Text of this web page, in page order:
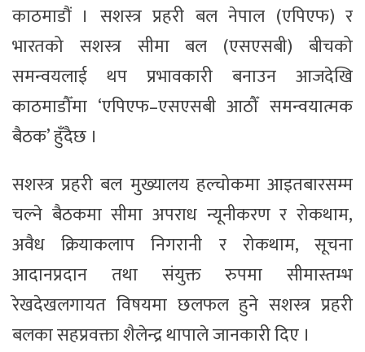
काठमाडौं । सशस्त्र प्रहरी बल नेपाल (एपिएफ) र
भारतको सशस्त्र सीमा बल (एसएसबी) बीचको
समन्वयलाई थप प्रभावकारी बनाउन आजदेखि
काठमाडौँमा ‘एपिएफ–एसएसबी आठौँ समन्वयात्मक
बैठक’ हुँदैछ ।
सशस्त्र प्रहरी बल मुख्यालय हल्चोकमा आइतबारसम्म
चल्ने बैठकमा सीमा अपराध न्यूनीकरण र रोकथाम,
अवैध क्रियाकलाप निगरानी र रोकथाम, सूचना
आदानप्रदान तथा संयुक्त रुपमा सीमास्तम्भ
रेखदेखलगायत विषयमा छलफल हुने सशस्त्र प्रहरी
बलका सहप्रवक्ता शैलेन्द्र थापाले जानकारी दिए ।